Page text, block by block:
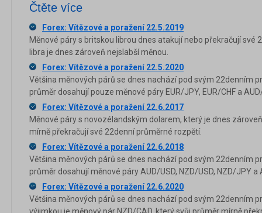
Čtěte více
Forex: Vítězové a poražení 22.5.2019
Měnové páry s britskou librou dnes atakují nebo překračují své
libra je dnes zároveň nejslabší měnou.
Forex: Vítězové a poražení 22.5.2020
Většina měnových párů se dnes nachází pod svým 22denním
průměr dosahují pouze měnové páry EUR/JPY, EUR/CHF a
Forex: Vítězové a poražení 22.6.2017
Měnové páry s novozélandským dolarem, který je dnes
mírně překračují své 22denní průměrné rozpětí.
Forex: Vítězové a poražení 22.6.2018
Většina měnových párů se dnes nachází pod svým 22denním
průměr dosahují měnové páry AUD/USD, NZD/USD, NZD/JPY a
Forex: Vítězové a poražení 22.6.2020
Většina měnových párů se dnes nachází pod svým 22denním
výjimkou je měnový pár NZD/CAD, který svůj průměr mírně